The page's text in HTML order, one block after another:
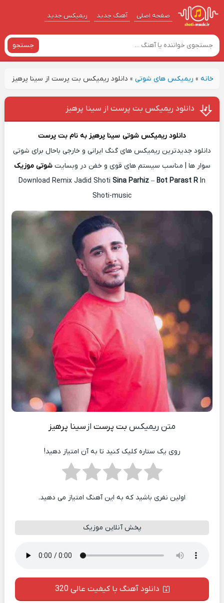
صفحه اصلی آهنگ‌ جدید ریمیکس جدید
جستجو
خانه» ریمیکس های شوتی» دانلود ریمیکس بت پرست از سینا پرهیز
دانلود ریمیکس بت پرست از سینا پرهیز
دانلود ریمیکس شوتی سینا پرهیز به نام بت پرست
دانلود جدیدترین ریمیکس های گنگ ایرانی و خارجی باحال برای شوتی
سوار ها | مناسب سیستم های قوی و خفن در وبسایتشوتی موزیک
Download Remix Jadid Shoti Sina Parhiz – Bot Parast R In
Shoti-music
متن ریمیکس بت پرست از سینا پرهیز
روی یک ستاره کلیک کنید تا به آن امتیاز دهید!
اولین نفری باشید که به این آهنگ امتیاز می دهید.
پخش آنلاین موزیک
دانلود آهنگ با کیفیت عالی 320